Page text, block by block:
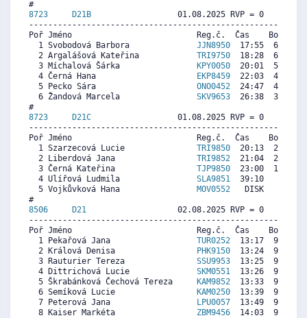
8723
D21B
01.08.2025 RVP = 0     IP
Poř Jméno                          Reg.č.  Čas    Body
  1 Svobodová Barbora
JJN8950
17:55  6250
  2 Argalášová Kateřina
TRI9750
18:28  6075
  3 Míchalová Šárka
KPY0050
20:01  5583
  4 Černá Hana
EKP8459
22:03  4937
  5 Pecko Sára
ONO0452
24:47  4069
  6 Žandová Marcela
SKV9653
26:38  3482
8723
D21C
01.08.2025 RVP = 0     IP
Poř Jméno                          Reg.č.  Čas    Body
  1 Szarzecová Lucie
TRI9850
20:13  2078
  2 Liberdová Jana
TRI9852
21:04  2000
  3 Černá Kateřina
TJP9850
23:00  1822
  4 Ulířová Ludmila
SLA9851
39:10   339
  5 Vojkůvková Hana
MOV0552
DISK     0
8506
D21
02.08.2025 RVP = 0     IP
Poř Jméno                          Reg.č.  Čas    Body
  1 Pekařová Jana
TUR0252
13:17  9789
  2 Králová Denisa
PHK9150
13:24  9704
  3 Rauturier Tereza
SSU9953
13:25  9692
  4 Dittrichová Lucie
SKM0551
13:26  9680
  5 Škrabánková Čechová Tereza
KAM9852
13:33  9595
  6 Semíková Lucie
KAM0250
13:39  9522
  7 Peterová Jana
LPU0057
13:49  9401
  8 Kaiser Markéta
ZBM9456
14:03  9231